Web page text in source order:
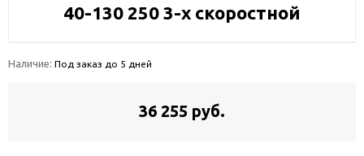
40-130 250 3-х скоростной
Наличие: Под заказ до 5 дней
36 255 руб.